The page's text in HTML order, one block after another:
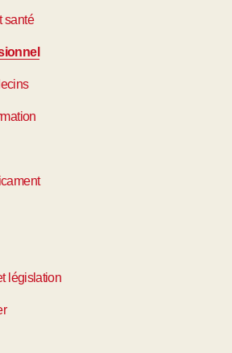
santé
législation